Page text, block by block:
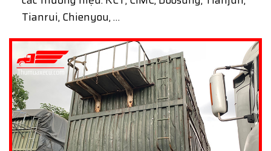
Tianrui, Chienyou, …